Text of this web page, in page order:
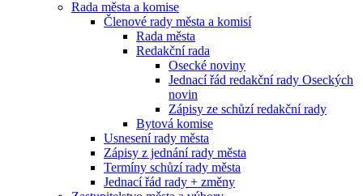
Rada města a komise
Členové rady města a komisí
Rada města
Redakční rada
Osecké noviny
Jednací řád redakční rady Oseckých
novin
Zápisy ze schůzí redakční rady
Bytová komise
Usnesení rady města
Zápisy z jednání rady města
Termíny schůzí rady města
Jednací řád rady + změny